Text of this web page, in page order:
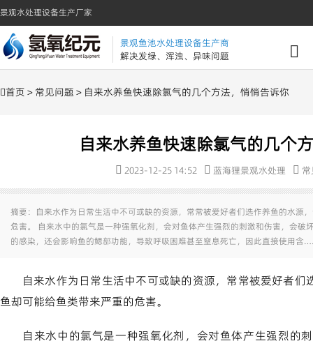
景观水处理设备生产厂家
景观鱼池水处理设备生产商
解决发绿、浑浊、异味问题
首页 > 常见问题 > 自来水养鱼快速除氯气的几个方法，悄悄告诉你
自来水养鱼快速除氯气的几个
2023-12-25 14:52 蓝海狸景观水处理
摘要：自来水作为日常生活中不可或缺的资源，常常被爱好者们选作养鱼的水源
危害。 自来水中的氯气是一种强氧化剂，会对鱼体产生强烈的刺激和伤害，会破
的感染，还会影响鱼的鳃部功能，导致呼吸困难甚至窒息死亡，因此直接使用含
自来水作为日常生活中不可或缺的资源，常常被爱好者
鱼却可能给鱼类带来严重的危害。
自来水中的氯气是一种强氧化剂，会对鱼体产生强烈的